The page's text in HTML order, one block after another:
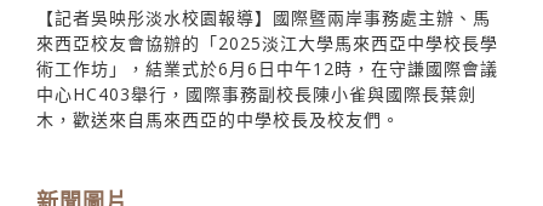
術工作坊」，結業式於6月6日中午12時，在守謙國際會議
中心HC403舉行，國際事務副校長陳小雀與國際長葉劍
木，歡送來自馬來西亞的中學校長及校友們。